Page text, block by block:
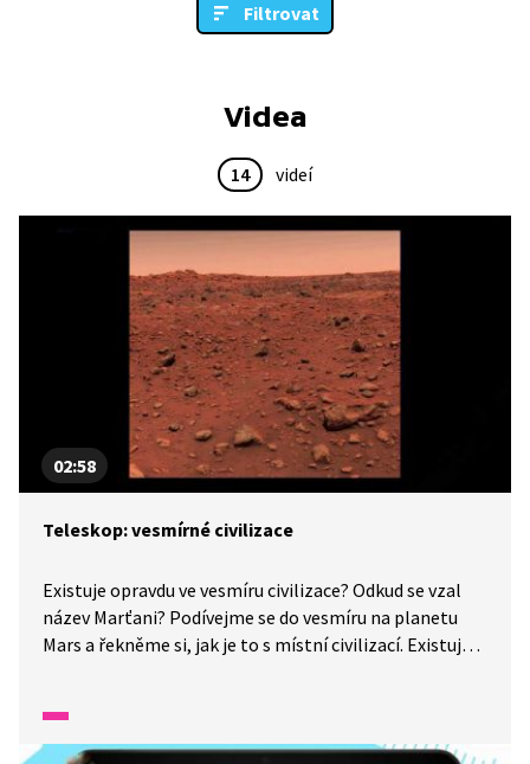
Filtrovat
Videa
14 videí
02:58
Teleskop: vesmírné civilizace
Existuje opravdu ve vesmíru civilizace? Odkud se vzal
název Marťani? Podívejme se do vesmíru na planetu
Mars a řekněme si, jak je to s místní civilizací. Existuje